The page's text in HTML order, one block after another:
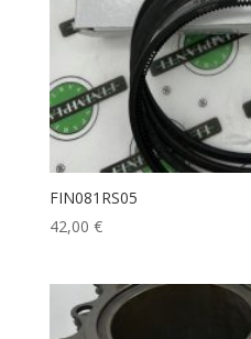
FIN081RS05
42,00 €